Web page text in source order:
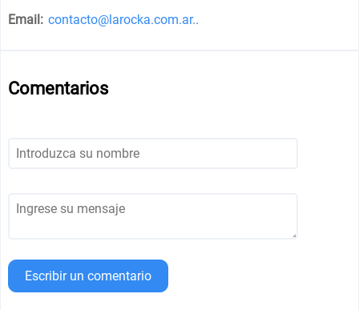
Email: contacto@larocka.com.ar..
Comentarios
Escribir un comentario